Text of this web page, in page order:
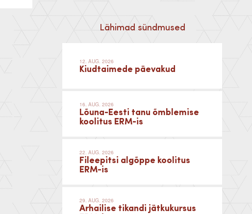
Lähimad sündmused
12. AUG. 2026
Kiudtaimede päevakud
16. AUG. 2026
Lõuna-Eesti tanu õmblemise
koolitus ERM-is
22. AUG. 2026
Fileepitsi algõppe koolitus
ERM-is
29. AUG. 2026
Arhailise tikandi jätkukursus